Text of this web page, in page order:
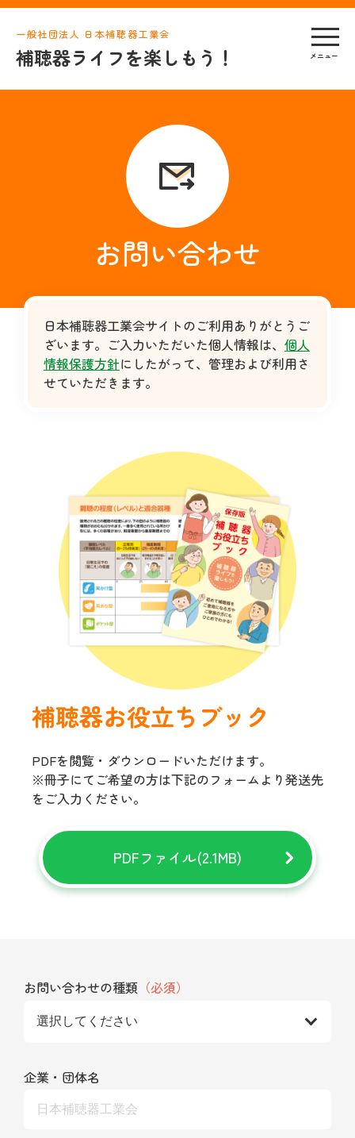
一般社団法人 日本補聴器工業会
補聴器ライフを楽しもう！
お問い合わせ
日本補聴器工業会サイトのご利用ありがとうご
ざいます。ご入力いただいた個人情報は、 個人
情報保護方針にしたがって、管理および利用さ
せていただきます。
補聴器お役立ちブック
PDFを閲覧・ダウンロードいただけます。
※冊子にてご希望の方は下記のフォームより発送先
をご入力ください。
PDFファイル(2.1MB)
お問い合わせの種類 （必須）
企業・団体名